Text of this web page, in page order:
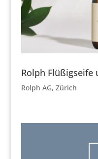
Rolph Flüßigseife
Rolph AG, Zürich